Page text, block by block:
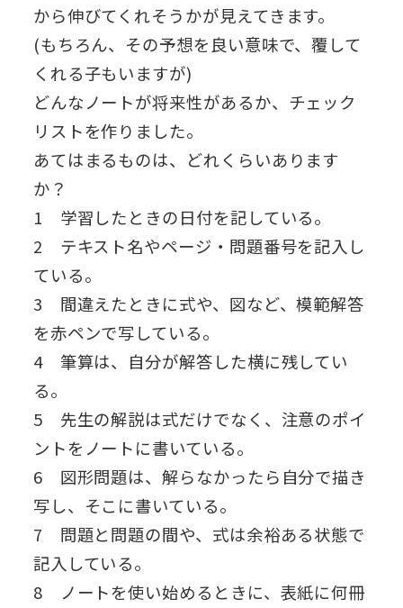
から伸びてくれそうかが見えてきます。
(もちろん、その予想を良い意味で、覆して
くれる子もいますが)
どんなノートが将来性があるか、チェック
リストを作りました。
あてはまるものは、どれくらいあります
か？
1 学習したときの日付を記している。
2 テキスト名やページ・問題番号を記入し
ている。
3 間違えたときに式や、図など、模範解答
を赤ペンで写している。
4 筆算は、自分が解答した横に残してい
る。
5 先生の解説は式だけでなく、注意のポイ
ントをノートに書いている。
6 図形問題は、解らなかったら自分で描き
写し、そこに書いている。
7 問題と問題の間や、式は余裕ある状態で
記入している。
8 ノートを使い始めるときに、表紙に何冊